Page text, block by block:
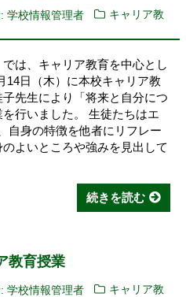
学校情報管理者
キャリア教
は、キャリア教育を中心とし
14日（木）に本校キャリア教
先生により「将来と自分につ
行いました。 生徒たちはエ
自身の特徴を他者にリフレー
よいところや強みを見出して
続きを読む
教育授業
学校情報管理者
キャリア教